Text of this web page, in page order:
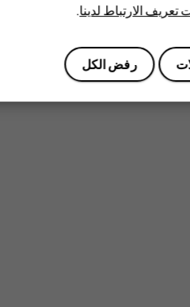
الارتباط لدينا.
رفض الكل